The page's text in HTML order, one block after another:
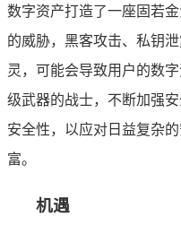
数字资产打造了一座固若
的威胁，黑客攻击、私钥
灵，可能会导致用户的数
级武器的战士，不断加强
安全性，以应对日益复杂
富。
机遇